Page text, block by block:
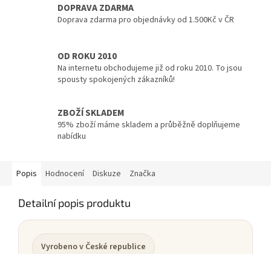
DOPRAVA ZDARMA
Doprava zdarma pro objednávky od 1.500Kč v ČR
OD ROKU 2010
Na internetu obchodujeme již od roku 2010. To jsou
spousty spokojených zákazníků!
ZBOŽÍ SKLADEM
95% zboží máme skladem a průběžně doplňujeme
nabídku
Popis Hodnocení Diskuze Značka
Detailní popis produktu
Vyrobeno v České republice